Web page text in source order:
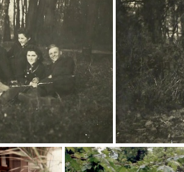
Tarnowskim Młodzież Chroberska